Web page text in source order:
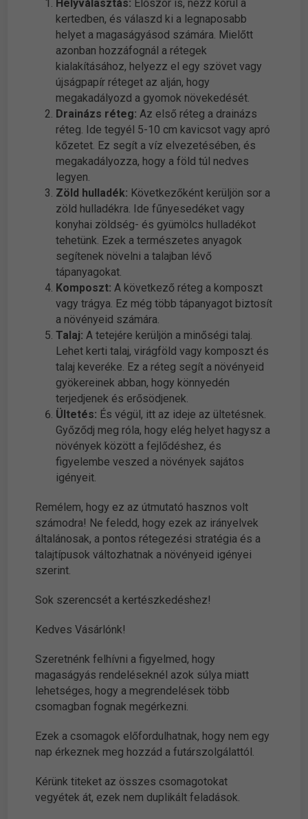
Helyválasztás: Először is, nézz körül a
kertedben, és válaszd ki a legnaposabb
helyet a magaságyásod számára. Mielőtt
azonban hozzáfognál a rétegek
kialakításához, helyezz el egy szövet vagy
újságpapír réteget az alján, hogy
megakadályozd a gyomok növekedését.
Drainázs réteg: Az első réteg a drainázs
réteg. Ide tegyél 5-10 cm kavicsot vagy apró
kőzetet. Ez segít a víz elvezetésében, és
megakadályozza, hogy a föld túl nedves
legyen.
Zöld hulladék: Következőként kerüljön sor a
zöld hulladékra. Ide fűnyesedéket vagy
konyhai zöldség- és gyümölcs hulladékot
tehetünk. Ezek a természetes anyagok
segítenek növelni a talajban lévő
tápanyagokat.
Komposzt: A következő réteg a komposzt
vagy trágya. Ez még több tápanyagot biztosít
a növényeid számára.
Talaj: A tetejére kerüljön a minőségi talaj.
Lehet kerti talaj, virágföld vagy komposzt és
talaj keveréke. Ez a réteg segít a növényeid
gyökereinek abban, hogy könnyedén
terjedjenek és erősödjenek.
Ültetés: És végül, itt az ideje az ültetésnek.
Győződj meg róla, hogy elég helyet hagysz a
növények között a fejlődéshez, és
figyelembe veszed a növények sajátos
igényeit.
Remélem, hogy ez az útmutató hasznos volt
számodra! Ne feledd, hogy ezek az irányelvek
általánosak, a pontos rétegezési stratégia és a
talajtípusok változhatnak a növényeid igényei
szerint.
Sok szerencsét a kertészkedéshez!
Kedves Vásárlónk!
Szeretnénk felhívni a figyelmed, hogy
magaságyás rendeléseknél azok súlya miatt
lehetséges, hogy a megrendelések több
csomagban fognak megérkezni.
Ezek a csomagok előfordulhatnak, hogy nem egy
nap érkeznek meg hozzád a futárszolgálattól.
Kérünk titeket az összes csomagotokat
vegyétek át, ezek nem duplikált feladások.